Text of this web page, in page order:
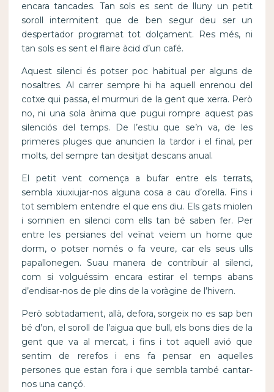
encara tancades. Tan sols es sent de lluny un petit
soroll intermitent que de ben segur deu ser un
despertador programat tot dolçament. Res més, ni
tan sols es sent el flaire àcid d’un café.
Aquest silenci és potser poc habitual per alguns de
nosaltres. Al carrer sempre hi ha aquell enrenou del
cotxe qui passa, el murmuri de la gent que xerra. Però
no, ni una sola ànima que pugui rompre aquest pas
silenciós del temps. De l’estiu que se’n va, de les
primeres pluges que anuncien la tardor i el final, per
molts, del sempre tan desitjat descans anual.
El petit vent comença a bufar entre els terrats,
sembla xiuxiujar-nos alguna cosa a cau d’orella. Fins i
tot semblem entendre el que ens diu. Els gats miolen
i somnien en silenci com ells tan bé saben fer. Per
entre les persianes del veïnat veiem un home que
dorm, o potser només o fa veure, car els seus ulls
papallonegen. Suau manera de contribuir al silenci,
com si volguéssim encara estirar el temps abans
d’endisar-nos de ple dins de la voràgine de l’hivern.
Però sobtadament, allà, defora, sorgeix no es sap ben
bé d’on, el soroll de l’aigua que bull, els bons dies de la
gent que va al mercat, i fins i tot aquell avió que
sentim de rerefos i ens fa pensar en aquelles
persones que estan fora i que sembla també cantar-
nos una cançó.